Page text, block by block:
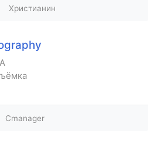
Христианин
Cmanager